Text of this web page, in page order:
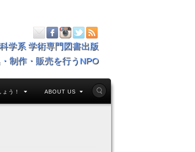
学系 学術専門図書出版
制作・販売を行うNPO
う！ ABOUT US